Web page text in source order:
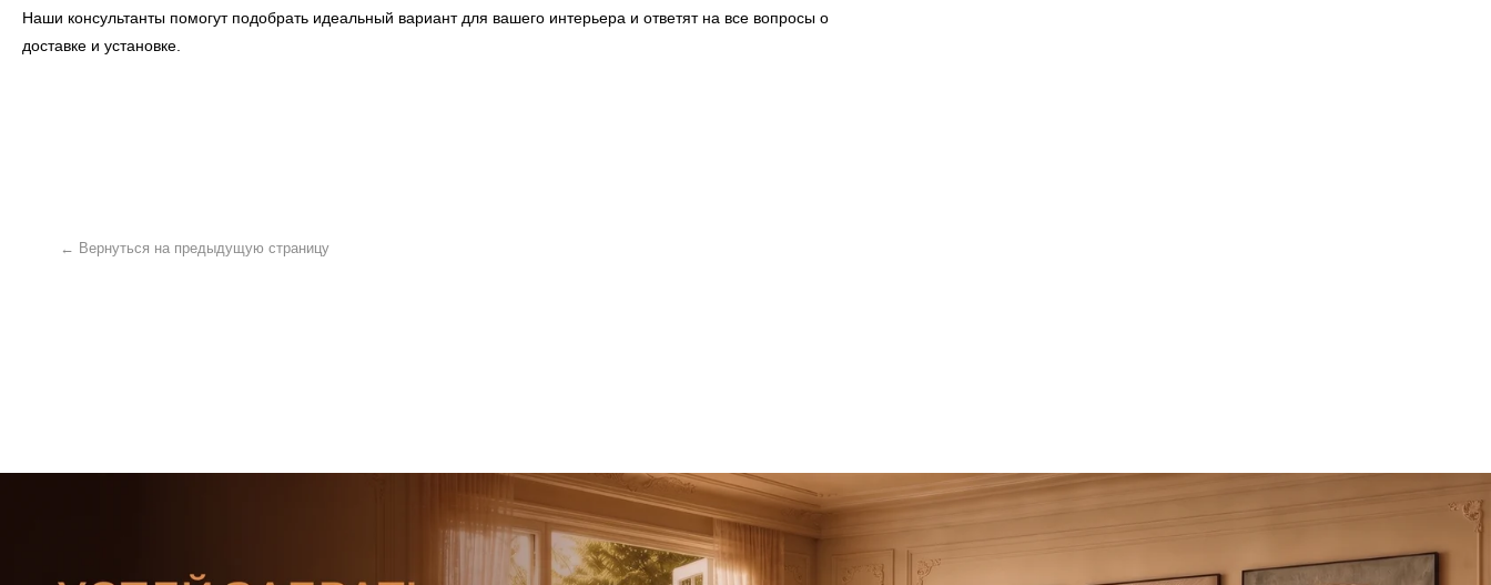
Наши консультанты помогут подобрать идеальный вариант для вашего интерьера и ответят на все вопросы о
доставке и установке.